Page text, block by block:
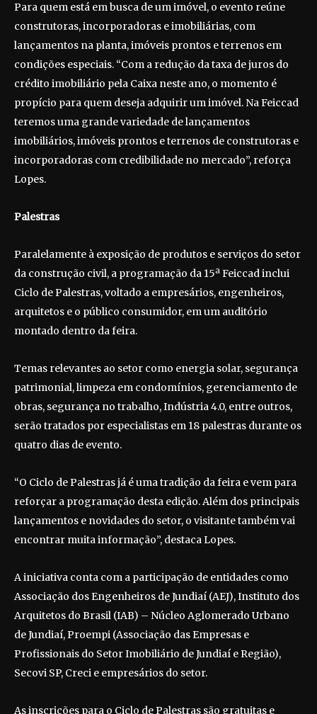
Para quem está em busca de um imóvel, o evento reúne
construtoras, incorporadoras e imobiliárias, com
lançamentos na planta, imóveis prontos e terrenos em
condições especiais. “Com a redução da taxa de juros do
crédito imobiliário pela Caixa neste ano, o momento é
propício para quem deseja adquirir um imóvel. Na Feiccad
teremos uma grande variedade de lançamentos
imobiliários, imóveis prontos e terrenos de construtoras e
incorporadoras com credibilidade no mercado”, reforça
Lopes.
Palestras
Paralelamente à exposição de produtos e serviços do setor
da construção civil, a programação da 15ª Feiccad inclui
Ciclo de Palestras, voltado a empresários, engenheiros,
arquitetos e o público consumidor, em um auditório
montado dentro da feira.
Temas relevantes ao setor como energia solar, segurança
patrimonial, limpeza em condomínios, gerenciamento de
obras, segurança no trabalho, Indústria 4.0, entre outros,
serão tratados por especialistas em 18 palestras durante os
quatro dias de evento.
“O Ciclo de Palestras já é uma tradição da feira e vem para
reforçar a programação desta edição. Além dos principais
lançamentos e novidades do setor, o visitante também vai
encontrar muita informação”, destaca Lopes.
A iniciativa conta com a participação de entidades como
Associação dos Engenheiros de Jundiaí (AEJ), Instituto dos
Arquitetos do Brasil (IAB) – Núcleo Aglomerado Urbano
de Jundiaí, Proempi (Associação das Empresas e
Profissionais do Setor Imobiliário de Jundiaí e Região),
Secovi SP, Creci e empresários do setor.
As inscrições para o Ciclo de Palestras são gratuitas e